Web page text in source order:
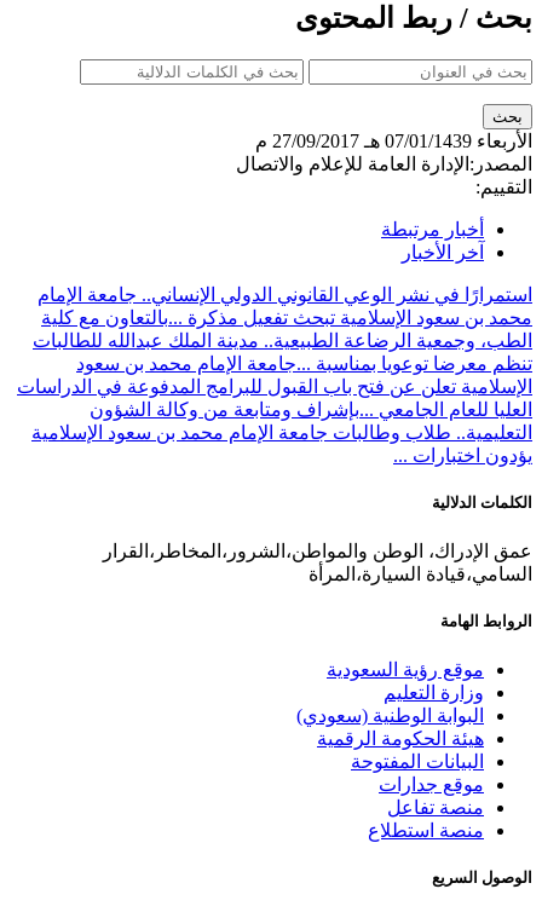
بحث / ربط المحتوى
الأربعاء 07/01/1439 هـ
27/09/2017 م
المصدر: الإدارة العامة للإعلام والاتصال
التقييم:
أخبار مرتبطة
آخر الأخبار
استمرارًا في نشر الوعي القانوني الدولي الإنساني.. جامعة الإمام
محمد بن سعود الإسلامية تبحث تفعيل مذكرة ...بالتعاون مع كلية
الطب، وجمعية الرضاعة الطبيعية.. مدينة الملك عبدالله للطالبات
تنظم معرضا توعويا بمناسبة ...جامعة الإمام محمد بن سعود
الإسلامية تعلن عن فتح باب القبول للبرامج المدفوعة في الدراسات
العليا للعام الجامعي ...بإشراف ومتابعة من وكالة الشؤون
التعليمية.. طلاب وطالبات جامعة الإمام محمد بن سعود الإسلامية
يؤدون اختبارات ...
الكلمات الدلالية
عمق الإدراك، الوطن والمواطن،الشرور،المخاطر،القرار
السامي،قيادة السيارة،المرأة
الروابط الهامة
موقع رؤية السعودية
وزارة التعليم
البوابة الوطنية (سعودي)
هيئة الحكومة الرقمية
البيانات المفتوحة
موقع جدارات
منصة تفاعل
منصة استطلاع
الوصول السريع